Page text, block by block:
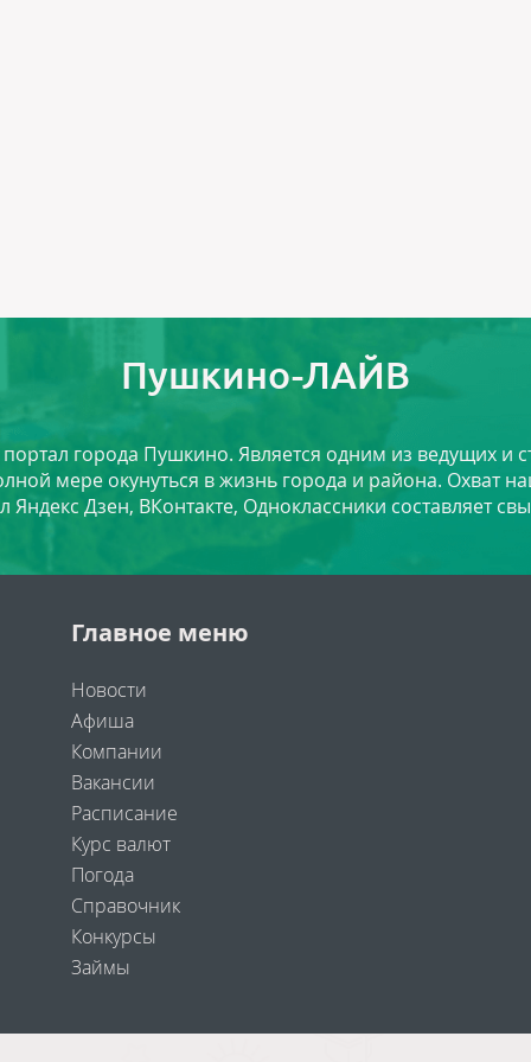
Пушкино-ЛАЙВ
города Пушкино. Является одним из ведущих и
мере окунуться в жизнь города и района. Охват
Дзен, ВКонтакте, Одноклассники составляет
Главное меню
Новости
Афиша
Компании
Вакансии
Расписание
Курс валют
Погода
Справочник
Конкурсы
Займы